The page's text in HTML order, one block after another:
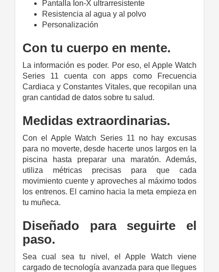
Pantalla Ion-X ultrarresistente
Resistencia al agua y al polvo
Personalización
Con tu cuerpo en mente.
La información es poder. Por eso, el Apple Watch
Series 11 cuenta con apps como Frecuencia
Cardiaca y Constantes Vitales, que recopilan una
gran cantidad de datos sobre tu salud.
Medidas extraordinarias.
Con el Apple Watch Series 11 no hay excusas
para no moverte, desde hacerte unos largos en la
piscina hasta preparar una maratón. Además,
utiliza métricas precisas para que cada
movimiento cuente y aproveches al máximo todos
los entrenos. El camino hacia la meta empieza en
tu muñeca.
Diseñado para seguirte el
paso.
Sea cual sea tu nivel, el Apple Watch viene
cargado de tecnología avanzada para que llegues